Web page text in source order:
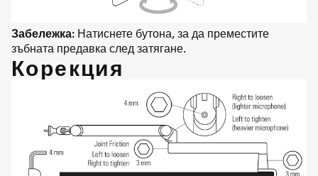
Забележка: Натиснете бутона, за да преместите
зъбната предавка след затягане.
Корекция